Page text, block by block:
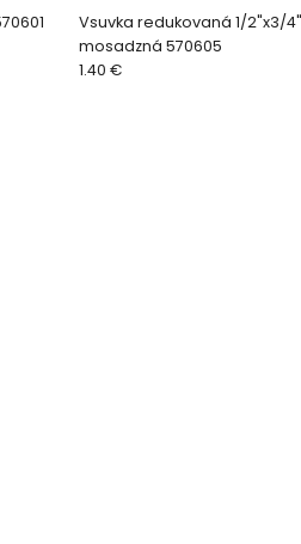
Vsuvka redukovaná 1/2"x3/4"
mosadzná 570605
1.40 €